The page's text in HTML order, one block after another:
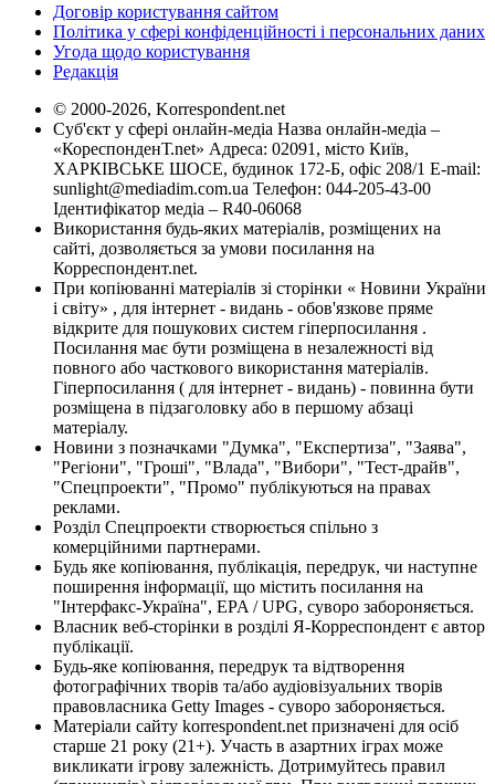
Договір користування сайтом
Політика у сфері конфіденційності і персональних даних
Угода щодо користування
Редакція
© 2000-2026, Korrespondent.net
Суб'єкт у сфері онлайн-медіа Назва онлайн-медіа –
«КореспонденТ.net» Адреса: 02091, місто Київ,
ХАРКІВСЬКЕ ШОСЕ, будинок 172-Б, офіс 208/1 E-mail:
sunlight@mediadim.com.ua Телефон: 044-205-43-00
Ідентифікатор медіа – R40-06068
Використання будь-яких матеріалів, розміщених на
сайті, дозволяється за умови посилання на
Корреспондент.net.
При копіюванні матеріалів зі сторінки « Новини України
і світу» , для інтернет - видань - обов'язкове пряме
відкрите для пошукових систем гіперпосилання .
Посилання має бути розміщена в незалежності від
повного або часткового використання матеріалів.
Гіперпосилання ( для інтернет - видань) - повинна бути
розміщена в підзаголовку або в першому абзаці
матеріалу.
Новини з позначками "Думка", "Експертиза", "Заява",
"Регіони", "Гроші", "Влада", "Вибори", "Тест-драйв",
"Спецпроекти", "Промо" публікуються на правах
реклами.
Розділ Спецпроекти створюється спільно з
комерційними партнерами.
Будь яке копіювання, публікація, передрук, чи наступне
поширення інформації, що містить посилання на
"Інтерфакс-Україна", EPA / UPG, суворо забороняється.
Власник веб-сторінки в розділі Я-Корреспондент є автор
публікації.
Будь-яке копіювання, передрук та відтворення
фотографічних творів та/або аудіовізуальних творів
правовласника Getty Images - суворо забороняється.
Матеріали сайту korrespondent.net призначені для осіб
старше 21 року (21+). Участь в азартних іграх може
викликати ігрову залежність. Дотримуйтесь правил